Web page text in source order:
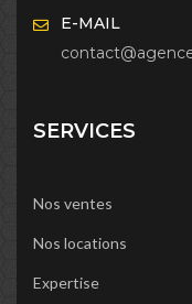
E-MAIL
SERVICES
Nos ventes
Nos locations
Expertise